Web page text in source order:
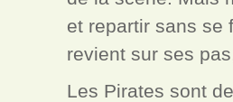
et repartir sans se
revient sur ses
Les Pirates sont